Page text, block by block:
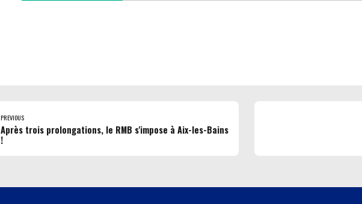
PREVIOUS
Après trois prolongations, le RMB s'impose à Aix-les-Bains
!